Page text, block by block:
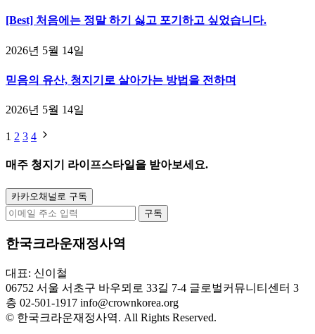
[Best] 처음에는 정말 하기 싫고 포기하고 싶었습니다.
2026년 5월 14일
믿음의 유산, 청지기로 살아가는 방법을 전하며
2026년 5월 14일
1 2 3 4
매주 청지기 라이프스타일을 받아보세요.
카카오채널로 구독
구독
한국크라운재정사역
대표: 신이철
06752 서울 서초구 바우뫼로 33길 7-4 글로벌커뮤니티센터 3
층 02-501-1917 info@crownkorea.org
© 한국크라운재정사역. All Rights Reserved.